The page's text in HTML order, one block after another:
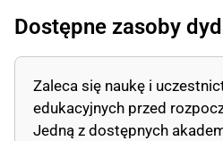
Dostępne zasoby
Zaleca się naukę i
edukacyjnych przed
Jedną z dostępnych